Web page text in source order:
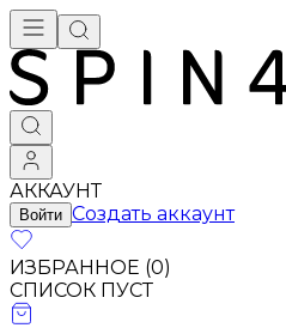
АККАУНТ
Войти Создать аккаунт
ИЗБРАННОЕ (0)
СПИСОК ПУСТ